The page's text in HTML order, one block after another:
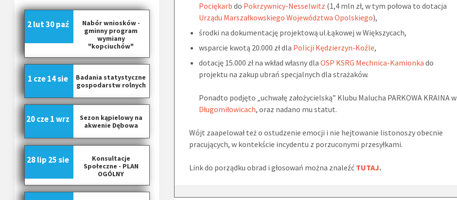
Pociękarb do Pokrzywnicy-Nesselwitz (1,4 mln zł, w tym połowa to dotacja
Urządu Marszałkowskiego Województwa Opolskiego),
środki na dokumentację projektową ul.Łąkowej w Większycach,
wsparcie kwotą 20.000 zł dla Policji Kędzierzyn-Koźle,
dotację 15.000 zł na wkład własny dlaOSP KSRG Mechnica-Kamionka do
projektu na zakup ubrań specjalnych dla strażaków.
Ponadto podjęto „uchwałę założycielską” Klubu Malucha PARKOWA KRAINA w
Długomiłowicach, oraz nadano mu statut.
Wójt zaapelował też o ostudzenie emocji i nie hejtowanie listonoszy obecnie
pracujących, w kontekście incydentu z porzuconymi przesyłkami.
Link do porządku obrad i głosowań można znaleźć TUTAJ.
Nabór wniosków -
gminny program
wymiany
"kopciuchów"
2 lut30 paź
Badania statystyczne
gospodarstw rolnych
1 cze14 sie
Sezon kąpielowy na
akwenie Dębowa
20 cze1 wrz
Konsultacje
Społeczne - PLAN
OGÓLNY
28 lip 25 sie